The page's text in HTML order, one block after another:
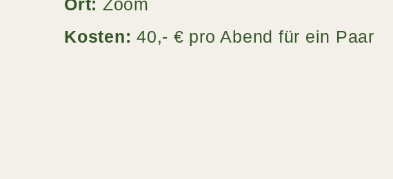
Ort: Zoom
Kosten: 40,- € pro Abend für ein Paar